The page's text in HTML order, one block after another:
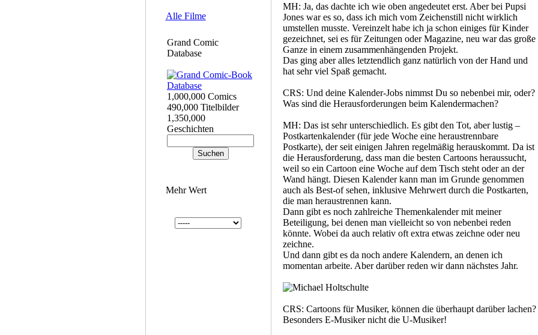
Alle Filme
Grand Comic
Database
1,000,000 Comics
490,000 Titelbilder
1,350,000
Geschichten
Mehr Wert
MH: Ja, das dachte ich wie oben angedeutet erst. Aber bei Pupsi
Jones war es so, dass ich mich vom Zeichenstill nicht wirklich
umstellen musste. Vereinzelt habe ich ja schon einiges für Kinder
gezeichnet, sei es für Zeitungen oder Magazine, neu war das große
Ganze in einem zusammenhängenden Projekt.
Das ging aber alles letztendlich ganz natürlich von der Hand und
hat sehr viel Spaß gemacht.
CRS: Und deine Kalender-Jobs nimmst Du so nebenbei mir, oder?
Was sind die Herausforderungen beim Kalendermachen?
MH: Das ist sehr unterschiedlich. Es gibt den Tot, aber lustig –
Postkartenkalender (für jede Woche eine heraustrennbare
Postkarte), der seit einigen Jahren regelmäßig herauskommt. Da ist
die Herausforderung, dass man die besten Cartoons heraussucht,
weil so ein Cartoon eine Woche auf dem Tisch steht oder an der
Wand hängt. Diesen Kalender kann man im Grunde genommen
auch als Best-of sehen, inklusive Mehrwert durch die Postkarten,
die man heraustrennen kann.
Dann gibt es noch zahlreiche Themenkalender mit meiner
Beteiligung, bei denen man vielleicht so von nebenbei reden
könnte. Wobei da auch relativ oft extra etwas zeichne oder neu
zeichne.
Und dann gibt es da noch andere Kalendern, an denen ich
momentan arbeite. Aber darüber reden wir dann nächstes Jahr.
CRS: Cartoons für Musiker, können die überhaupt darüber lachen?
Besonders E-Musiker nicht die U-Musiker!